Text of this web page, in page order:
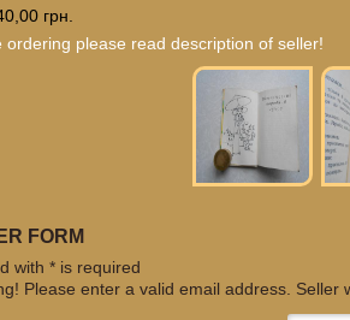
грн.
ordering please read description of seller!
FORM
with * is required
Please enter a valid email address. Seller